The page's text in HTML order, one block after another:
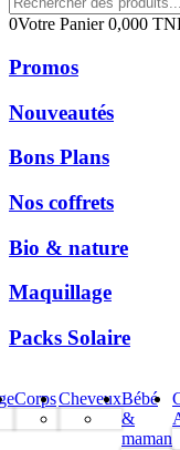
0Votre Panier0,000
Promos
Nouveautés
Bons Plans
Nos coffrets
Bio & nature
Maquillage
Packs Solaire
CorpsCheveuxBébé
&
maman